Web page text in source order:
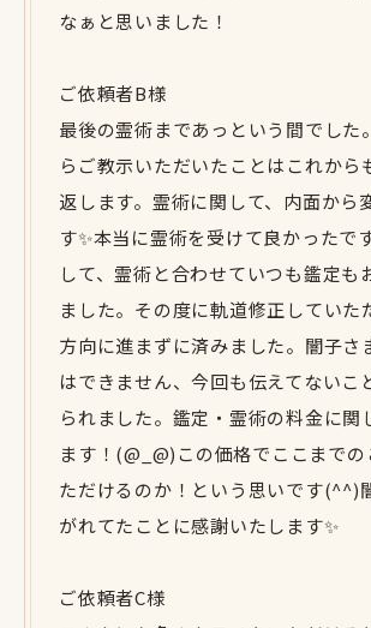
なぁと思いました！
ご依頼者B様
最後の霊術まであっという間でした
らご教示いただいたことはこれから
返します。霊術に関して、内面から
す✨本当に霊術を受けて良かったで
して、霊術と合わせていつも鑑定も
ました。その度に軌道修正していた
方向に進まずに済みました。闇子さ
はできません、今回も伝えてないこ
られました。鑑定・霊術の料金に関
ます！(@_@)この価格でここまで
ただけるのか！という思いです(^^)
がれてたことに感謝いたします✨
ご依頼者C様